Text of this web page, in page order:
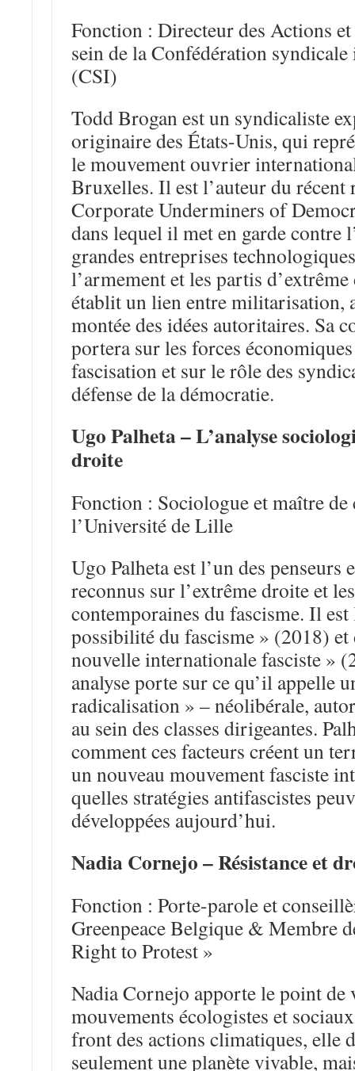
Fonction : Directeur des Actions et
sein de la Confédération
(CSI)
Todd Brogan est un syndicaliste
originaire des États-Unis, qui
le mouvement ouvrier
Bruxelles. Il est l’auteur du récent
Corporate Underminers of
dans lequel il met en garde contre
grandes entreprises
l’armement et les partis
établit un lien entre militarisation,
montée des idées autoritaires. Sa
portera sur les forces
fascisation et sur le rôle des
défense de la démocratie.
Ugo Palheta – L’analyse
droite
Fonction : Sociologue et maître de
l’Université de Lille
Ugo Palheta est l’un des penseurs
reconnus sur l’extrême droite et
contemporaines du fascisme. Il
possibilité du fascisme » (2018) et
nouvelle internationale fasciste »
analyse porte sur ce qu’il appelle
radicalisation » – néolibérale,
au sein des classes dirigeantes.
comment ces facteurs créent un
un nouveau mouvement fasciste
quelles stratégies antifascistes
développées aujourd’hui.
Nadia Cornejo – Résistance et
Fonction : Porte-parole et
Greenpeace Belgique & Membre
Right to Protest »
Nadia Cornejo apporte le point de
mouvements écologistes et
front des actions climatiques, elle
seulement une planète vivable,